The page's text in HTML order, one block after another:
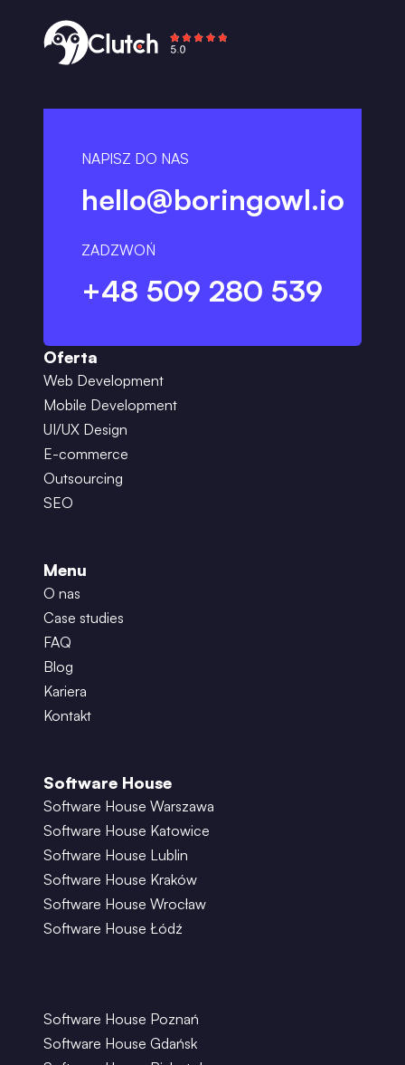
NAPISZ DO NAS
hello@boringowl.io
ZADZWOŃ
+48 509 280 539
Oferta
Web Development
Mobile Development
UI/UX Design
E-commerce
Outsourcing
SEO
Menu
O nas
Case studies
FAQ
Blog
Kariera
Kontakt
Software House
Software House Warszawa
Software House Katowice
Software House Lublin
Software House Kraków
Software House Wrocław
Software House Łódź
Software House Poznań
Software House Gdańsk